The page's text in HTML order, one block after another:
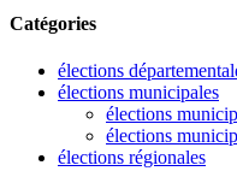
Catégories
élections
élections municipales
élections
élections
élections régionales